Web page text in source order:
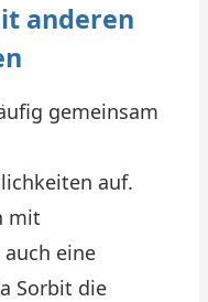
anderen
gemeinsam
auf.
mit
eine
Sorbit die